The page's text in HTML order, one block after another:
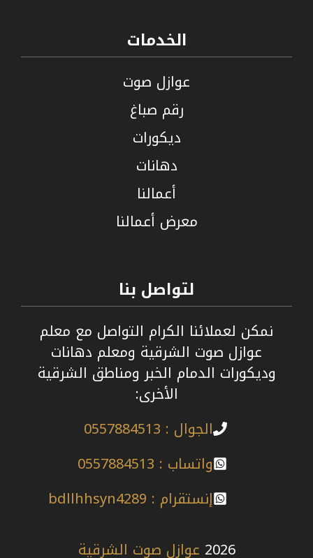
الخدمات
عوازل صوت
رقم صباغ
ديكورات
دهانات
أعمالنا
معرض أعمالنا
لتواصل بنا
نمكن لعملائنا الكرام التواصل مع معلم
عوازل صوت الشرقية ومعلم دهانات
وديكورات الدمام الخبر ومناطق الشرقية
الأخرى:
الجوال : 0557884513
واتساب : 0557884513
إنستقرام : bdllhhsyn4289
2026 عوازل صوت الشرقية